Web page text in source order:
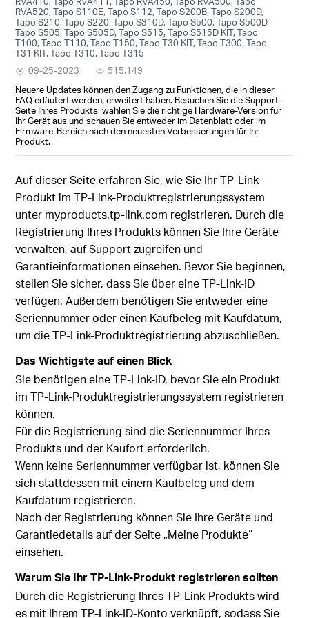
RVA520, Tapo S110E, Tapo S112, Tapo S200B, Tapo S200D,
Tapo S210, Tapo S220, Tapo S310D, Tapo S500, Tapo S500D,
Tapo S505, Tapo S505D, Tapo S515, Tapo S515D KIT, Tapo
T100, Tapo T110, Tapo T150, Tapo T30 KIT, Tapo T300, Tapo
T31 KIT, Tapo T310, Tapo T315
09-25-2023
515,149
Neuere Updates können den Zugang zu Funktionen, die in dieser
FAQ erläutert werden, erweitert haben. Besuchen Sie die Support-
Seite Ihres Produkts, wählen Sie die richtige Hardware-Version für
Ihr Gerät aus und schauen Sie entweder im Datenblatt oder im
Firmware-Bereich nach den neuesten Verbesserungen für Ihr
Produkt.
Auf dieser Seite erfahren Sie, wie Sie Ihr TP-Link-
Produkt im TP-Link-Produktregistrierungssystem
unter myproducts.tp-link.com registrieren. Durch die
Registrierung Ihres Produkts können Sie Ihre Geräte
verwalten, auf Support zugreifen und
Garantieinformationen einsehen. Bevor Sie beginnen,
stellen Sie sicher, dass Sie über eine TP-Link-ID
verfügen. Außerdem benötigen Sie entweder eine
Seriennummer oder einen Kaufbeleg mit Kaufdatum,
um die TP-Link-Produktregistrierung abzuschließen.
Das Wichtigste auf einen Blick
Sie benötigen eine TP-Link-ID, bevor Sie ein Produkt
im TP-Link-Produktregistrierungssystem registrieren
können.
Für die Registrierung sind die Seriennummer Ihres
Produkts und der Kaufort erforderlich.
Wenn keine Seriennummer verfügbar ist, können Sie
sich stattdessen mit einem Kaufbeleg und dem
Kaufdatum registrieren.
Nach der Registrierung können Sie Ihre Geräte und
Garantiedetails auf der Seite „Meine Produkte“
einsehen.
Warum Sie Ihr TP-Link-Produkt registrieren sollten
Durch die Registrierung Ihres TP-Link-Produkts wird
es mit Ihrem TP-Link-ID-Konto verknüpft, sodass Sie